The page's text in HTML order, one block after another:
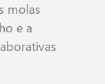
molas
e a